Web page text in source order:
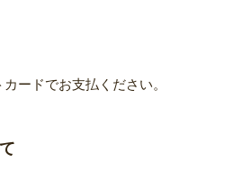
ードでお支払ください。